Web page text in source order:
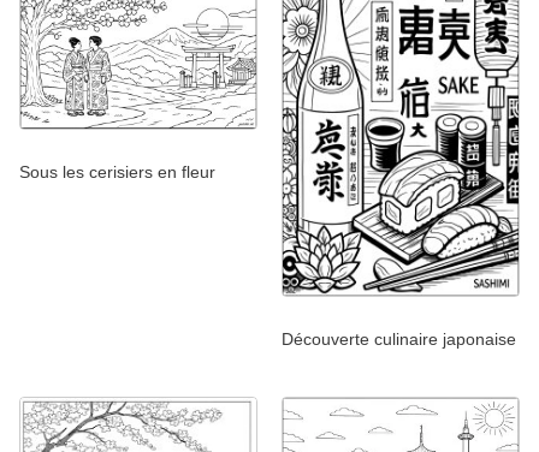
Sous les cerisiers en fleur
Découverte culinaire japonaise